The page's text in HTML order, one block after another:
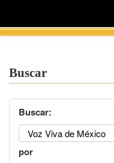
Buscar
Buscar:
por